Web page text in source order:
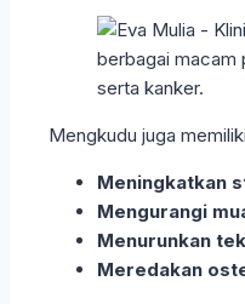
Mengkudu juga
Meningkatkan
Mengurangi
Menurunkan
Meredakan